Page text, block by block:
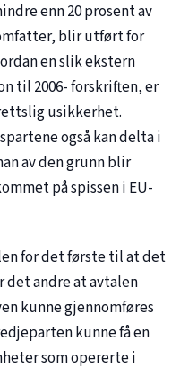
enn 20 prosent av
blir utført for
en slik ekstern
til 2006- forskriften, er
usikkerhet.
også kan delta i
av den grunn blir
på spissen i EU-
for det første til at det
det andre at avtalen
kunne gjennomføres
kunne få en
som opererte i